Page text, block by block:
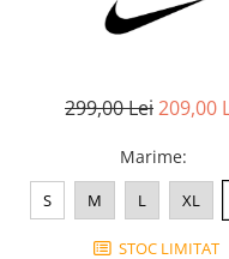
299,00 Lei209,00
Marime:
S M L XL
STOC LIMITAT